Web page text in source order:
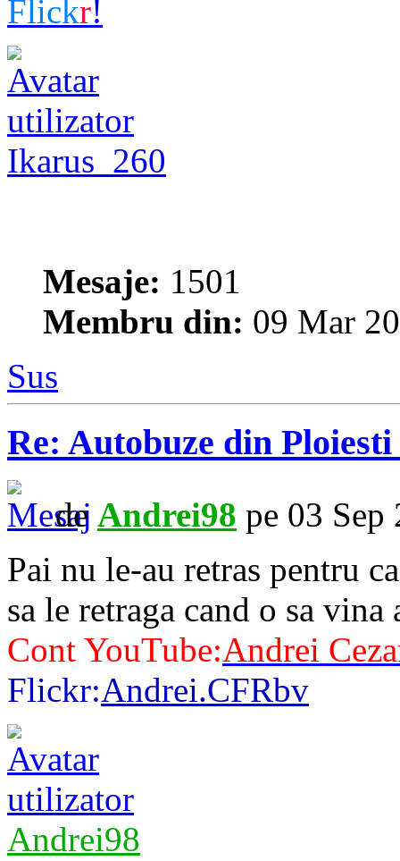
Flickr!
Ikarus_260
Mesaje: 1501
Membru din: 09 Mar
Sus
Re: Autobuze din
de Andrei98 pe 03 Sep
Pai nu le-au retras pentru
sa le retraga cand o sa vina
Cont YouTube:Andrei
Flickr:Andrei.CFRbv
Andrei98